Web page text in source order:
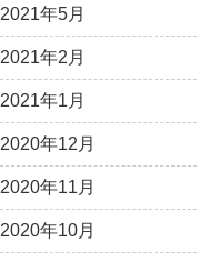
2021年5月
2021年2月
2021年1月
2020年12月
2020年11月
2020年10月